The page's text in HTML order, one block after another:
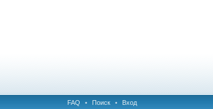
FAQ • Поиск • Вход